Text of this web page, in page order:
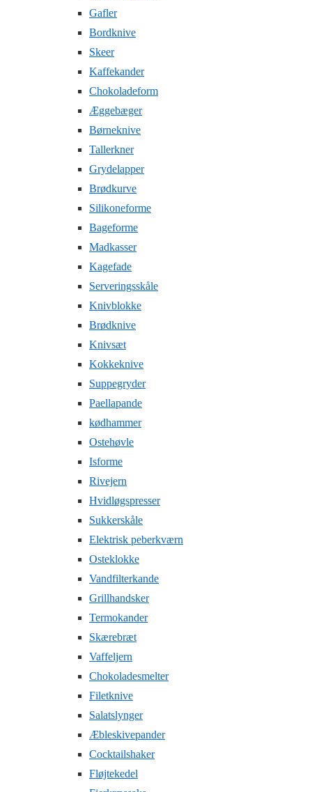
Gafler
Bordknive
Skeer
Kaffekander
Chokoladeform
Æggebæger
Børneknive
Tallerkner
Grydelapper
Brødkurve
Silikoneforme
Bageforme
Madkasser
Kagefade
Serveringsskåle
Knivblokke
Brødknive
Knivsæt
Kokkeknive
Suppegryder
Paellapande
kødhammer
Ostehøvle
Isforme
Rivejern
Hvidløgspresser
Sukkerskåle
Elektrisk peberkværn
Osteklokke
Vandfilterkande
Grillhandsker
Termokander
Skærebræt
Vaffeljern
Chokoladesmelter
Filetknive
Salatslynger
Æbleskivepander
Cocktailshaker
Fløjtekedel